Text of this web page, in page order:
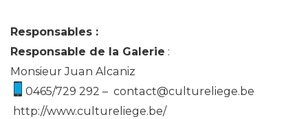
Responsables :
Responsable de la Galerie :
Monsieur Juan Alcaniz
0465/729 292 – contact@cultureliege.be
http://www.cultureliege.be/